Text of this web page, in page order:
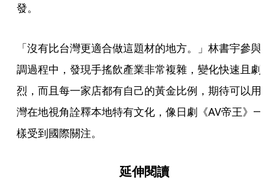
發。
「沒有比台灣更適合做這題材的地方。」林書宇參與
調過程中，發現手搖飲產業非常複雜，變化快速且劇
烈，而且每一家店都有自己的黃金比例，期待可以用
灣在地視角詮釋本地特有文化，像日劇《AV帝王》一
樣受到國際關注。
延伸閱讀